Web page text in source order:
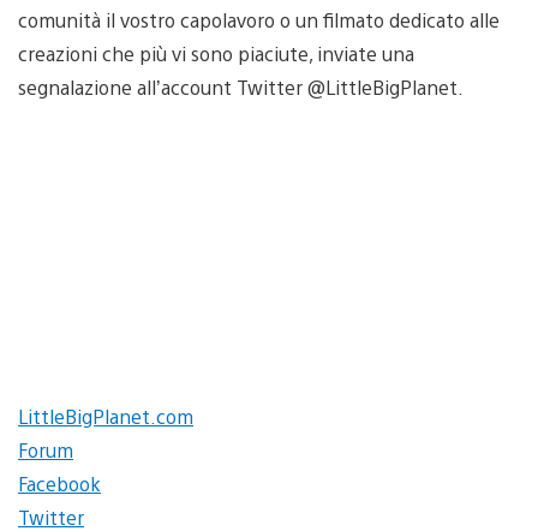
comunità il vostro capolavoro o un filmato dedicato alle
creazioni che più vi sono piaciute, inviate una
segnalazione all’account Twitter @LittleBigPlanet.
LittleBigPlanet.com
Forum
Facebook
Twitter